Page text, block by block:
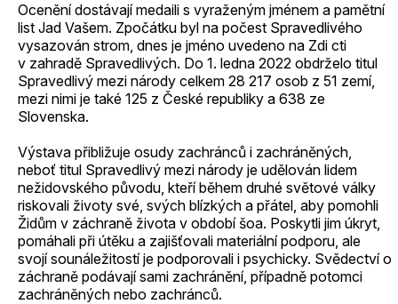
Ocenění dostávají medaili s vyraženým jménem a pamětní
list Jad Vašem. Zpočátku byl na počest Spravedlivého
vysazován strom, dnes je jméno uvedeno na Zdi cti
v zahradě Spravedlivých. Do 1. ledna 2022 obdrželo titul
Spravedlivý mezi národy celkem 28 217 osob z 51 zemí,
mezi nimi je také 125 z České republiky a 638 ze
Slovenska.
Výstava přibližuje osudy zachránců i zachráněných,
neboť titul Spravedlivý mezi národy je udělován lidem
nežidovského původu, kteří během druhé světové války
riskovali životy své, svých blízkých a přátel, aby pomohli
Židům v záchraně života v období šoa. Poskytli jim úkryt,
pomáhali při útěku a zajišťovali materiální podporu, ale
svojí sounáležitostí je podporovali i psychicky. Svědectví o
záchraně podávají sami zachránění, případně potomci
zachráněných nebo zachránců.